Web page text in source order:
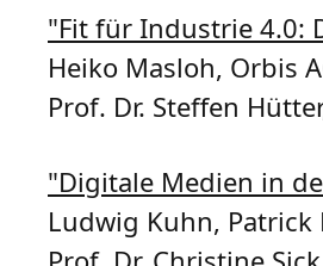
"Fit für Industrie 4.0:
Heiko Masloh, Orbis
Prof. Dr. Steffen
"Digitale Medien in
Ludwig Kuhn, Patrick